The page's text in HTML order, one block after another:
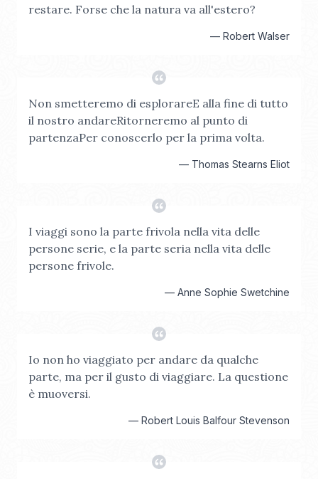
restare. Forse che la natura va all'estero?
— Robert Walser
Non smetteremo di esplorareE alla fine di tutto
il nostro andareRitorneremo al punto di
partenzaPer conoscerlo per la prima volta.
— Thomas Stearns Eliot
I viaggi sono la parte frivola nella vita delle
persone serie, e la parte seria nella vita delle
persone frivole.
— Anne Sophie Swetchine
Io non ho viaggiato per andare da qualche
parte, ma per il gusto di viaggiare. La questione
è muoversi.
— Robert Louis Balfour Stevenson